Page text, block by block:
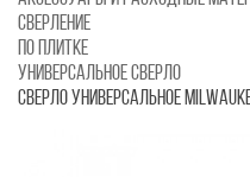
СВЕРЛЕНИЕ
ПО ПЛИТКЕ
УНИВЕРСАЛЬНОЕ СВЕРЛО
СВЕРЛО УНИВЕРСАЛЬНОЕ